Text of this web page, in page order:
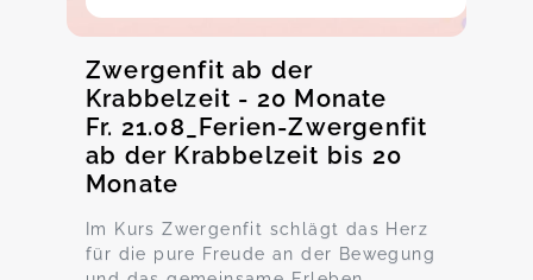
Zwergenfit ab der
Krabbelzeit - 20 Monate
Fr. 21.08_Ferien-Zwergenfit
ab der Krabbelzeit bis 20
Monate
Im Kurs Zwergenfit schlägt das Herz
für die pure Freude an der Bewegung